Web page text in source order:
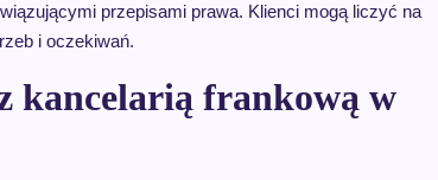
przepisami prawa. Klienci mogą liczyć na
i oczekiwań.
kancelarią frankową w